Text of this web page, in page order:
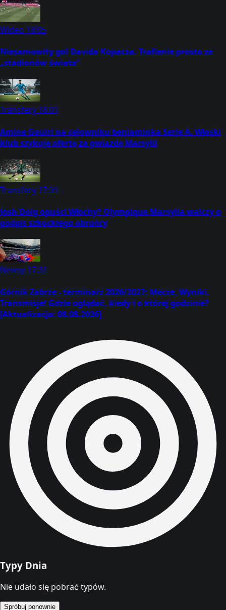
Wideo 18:05
Niesamowity gol Davida Kopacza. Trafienie prosto ze
„stadionów świata”
Transfery 18:01
Amine Gouiri na celowniku beniaminka Serie A. Włoski
klub szykuje ofertę za gwiazdę Marsylii
Transfery 17:31
Josh Doig opuści Włochy? Olympique Marsylia walczy o
podpis szkockiego obrońcy
Newsy 17:31
Górnik Zabrze - terminarz 2026/2027: Mecze, Wyniki,
Transmisje! Gdzie oglądać, kiedy i o której godzinie?
[Aktualizacja: 08.08.2026]
Typy Dnia
Nie udało się pobrać typów.
Spróbuj ponownie